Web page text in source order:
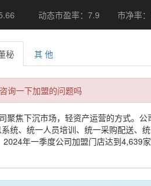
动态市盈率：7.9 市净率
秘 其 他
询一下加盟的问题吗
焦下沉市场，轻资产运营的方式。
统、统一人员培训、统一采购配送
年一季度公司加盟门店达到